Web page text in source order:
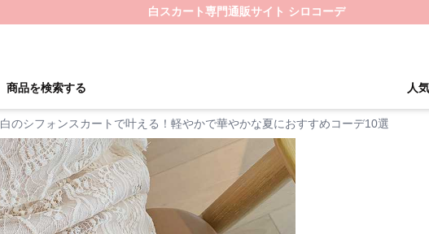
白スカート専門通販サイト シロコーデ
商品を検索する 人
白のシフォンスカートで叶える！軽やかで華やかな夏におすすめコーデ10選